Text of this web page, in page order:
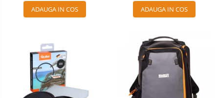
ADAUGA IN COS ADAUGA IN COS